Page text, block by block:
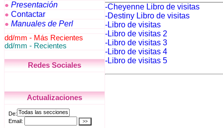
● Presentación
● Contactar
● Manuales de Perl
dd/mm - Más Recientes
dd/mm - Recientes
Redes Sociales
Actualizaciones
-Cheyenne Libro de visitas
-Destiny Libro de visitas
-Libro de visitas
-Libro de visitas 2
-Libro de visitas 3
-Libro de visitas 4
-Libro de visitas 5